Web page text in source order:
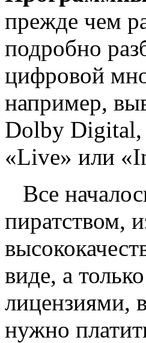
прежде чем
подробно
цифровой
например,
Dolby Digital,
«Live» или
Все
пиратством,
виде, а
лицензиями,
нужно